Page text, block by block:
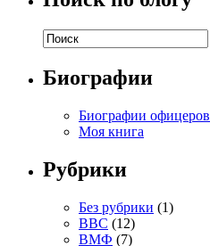
Биографии
Биографии офицеров
Моя книга
Рубрики
Без рубрики (1)
ВВС (12)
ВМФ (7)